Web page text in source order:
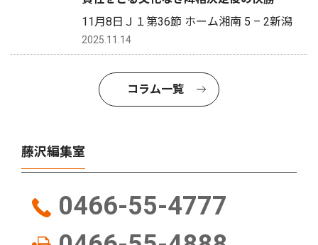
11月8日Ｊ１第36節 ホーム湘南 5 – 2新潟
2025.11.14
コラム一覧
藤沢編集室
0466-55-4777